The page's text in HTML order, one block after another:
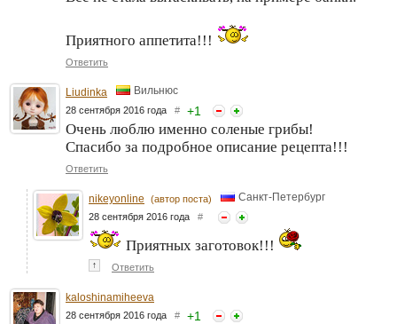
Приятного аппетита!!!
Ответить
Liudinka Вильнюс
28 сентября 2016 года # +1
Очень люблю именно соленые грибы!
Спасибо за подробное описание рецепта!!!
Ответить
nikeyonline (автор поста) Санкт-Петербург
28 сентября 2016 года #
Приятных заготовок!!!
↑ Ответить
kaloshinamiheeva
28 сентября 2016 года # +1